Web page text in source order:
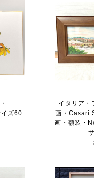
ズ60
イタリア・
画・Casari
画・額装・